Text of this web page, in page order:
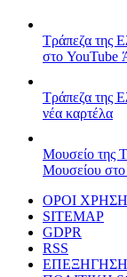
Τράπεζα της
στο YouTube
Τράπεζα της
νέα καρτέλα
Μουσείο της
Μουσείου
ΟΡΟΙ
SITEMAP
GDPR
RSS